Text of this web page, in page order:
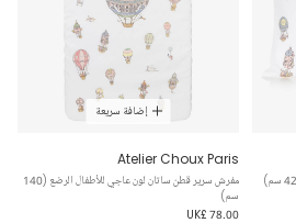
إضافة سريعة
Atelier Choux Paris
مفرش سرير قطن ساتان لون عاجي للأطفال الرضع (140
سم)
UK£ 78.00